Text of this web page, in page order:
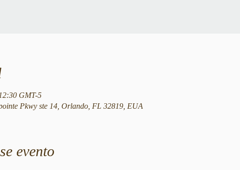
GMT-5
Pkwy ste 14, Orlando, FL 32819, EUA
evento